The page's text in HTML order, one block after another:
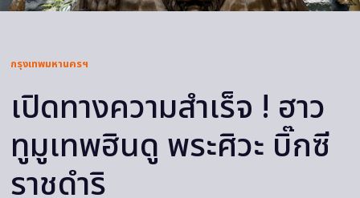
กรุงเทพมหานครฯ
เปิดทางความสำเร็จ ! ฮาว
ทูมูเทพฮินดู พระศิวะ บิ๊กซี
ราชดําริ